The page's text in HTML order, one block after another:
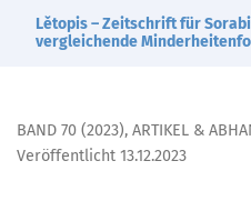
Beiträge zur sorbischen
Lětopis – Zeitschrift für
vergleichende
BAND 70 (2023), ARTIKEL &
Veröffentlicht 13.12.2023